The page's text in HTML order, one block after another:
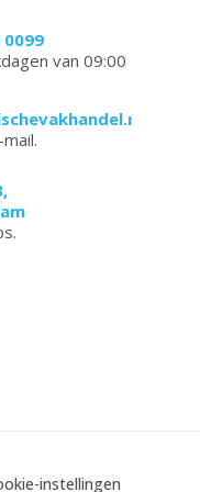
0099
van 09:00
instellingen